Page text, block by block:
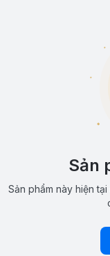
Sản
Sản phẩm này hiện